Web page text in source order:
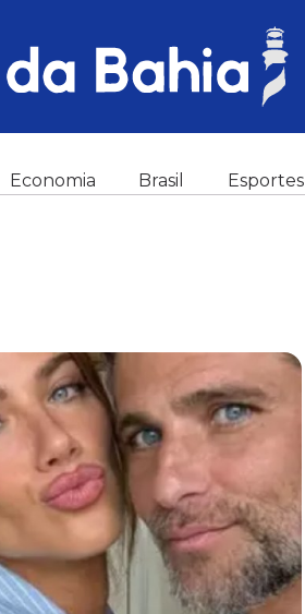
Economia Brasil Esportes